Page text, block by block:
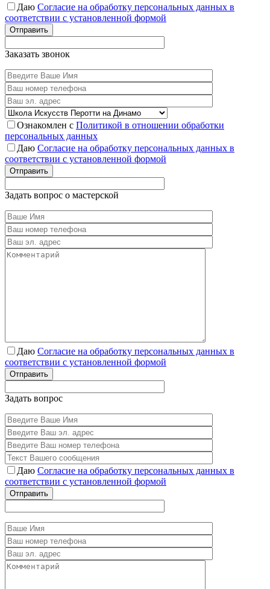
Даю Согласие на обработку персональных данных в
соответствии с установленной формой
Отправить
Заказать звонок
Ознакомлен с Политикой в отношении обработки
персональных данных
Даю Согласие на обработку персональных данных в
соответствии с установленной формой
Отправить
Задать вопрос о мастерской
Даю Согласие на обработку персональных данных в
соответствии с установленной формой
Отправить
Задать вопрос
Даю Согласие на обработку персональных данных в
соответствии с установленной формой
Отправить